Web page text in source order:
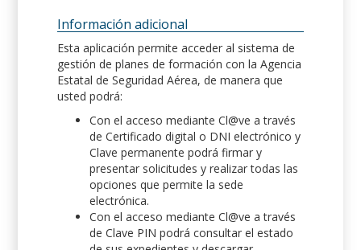
Información adicional
Esta aplicación permite acceder al sistema de
gestión de planes de formación con la Agencia
Estatal de Seguridad Aérea, de manera que
usted podrá:
Con el acceso mediante Cl@ve a través
de Certificado digital o DNI electrónico y
Clave permanente podrá firmar y
presentar solicitudes y realizar todas las
opciones que permite la sede
electrónica.
Con el acceso mediante Cl@ve a través
de Clave PIN podrá consultar el estado